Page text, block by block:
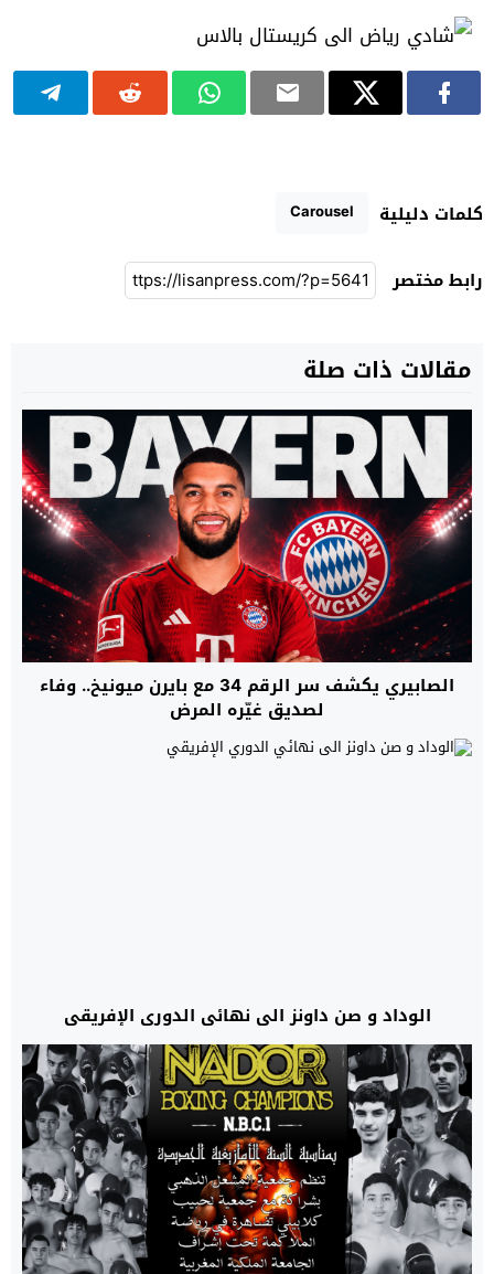
كلمات دليلية Carousel
رابط مختصر
مقالات ذات صلة
الصابيري يكشف سر الرقم 34 مع بايرن ميونيخ.. وفاء
لصديق غيّره المرض
الوداد و صن داونز الى نهائي الدوري الإفريقي